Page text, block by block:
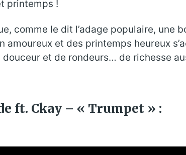
printemps !
comme le dit l’adage populaire, une
amoureux et des printemps heureux
douceur et de rondeurs… de richesse
ft. Ckay – « Trumpet » :